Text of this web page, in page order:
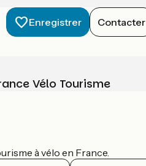
Enregistrer Contacter
Vélo Tourisme
à vélo en France.